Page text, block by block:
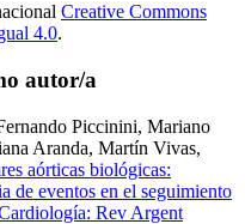
Creative Commons
4.0.
autor/a
Piccinini, Mariano
Aranda, Martín Vivas,
aórticas biológicas:
de eventos en el seguimiento
Rev Argent